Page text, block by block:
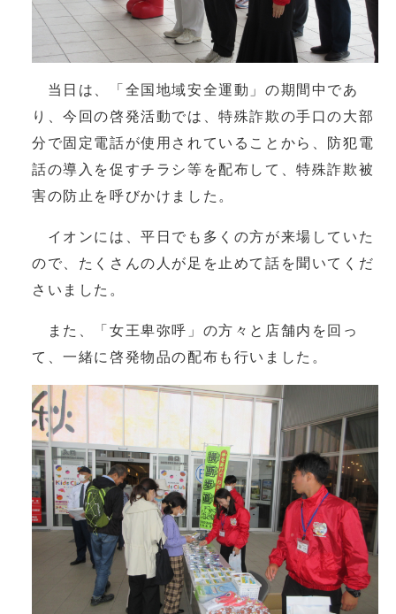
当日は、「全国地域安全運動」の期間中であ
り、今回の啓発活動では、特殊詐欺の手口の大部
分で固定電話が使用されていることから、防犯電
話の導入を促すチラシ等を配布して、特殊詐欺被
害の防止を呼びかけました。
イオンには、平日でも多くの方が来場していた
ので、たくさんの人が足を止めて話を聞いてくだ
さいました。
また、「女王卑弥呼」の方々と店舗内を回っ
て、一緒に啓発物品の配布も行いました。